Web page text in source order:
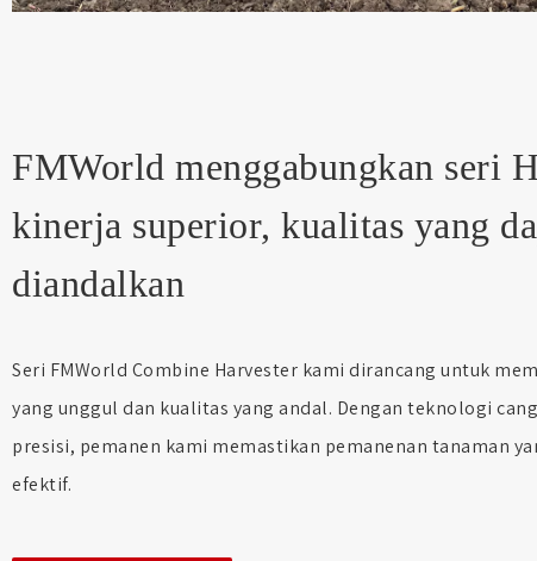
FMWorld menggabungkan seri
kinerja superior, kualitas yang
diandalkan
Seri FMWorld Combine Harvester kami dirancang untuk
yang unggul dan kualitas yang andal. Dengan teknologi
presisi, pemanen kami memastikan pemanenan tanaman
efektif.